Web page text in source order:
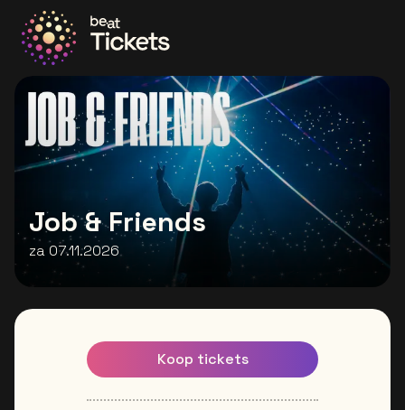
Ga naar de homepage
Job & Friends
za 07.11.2026
Koop tickets